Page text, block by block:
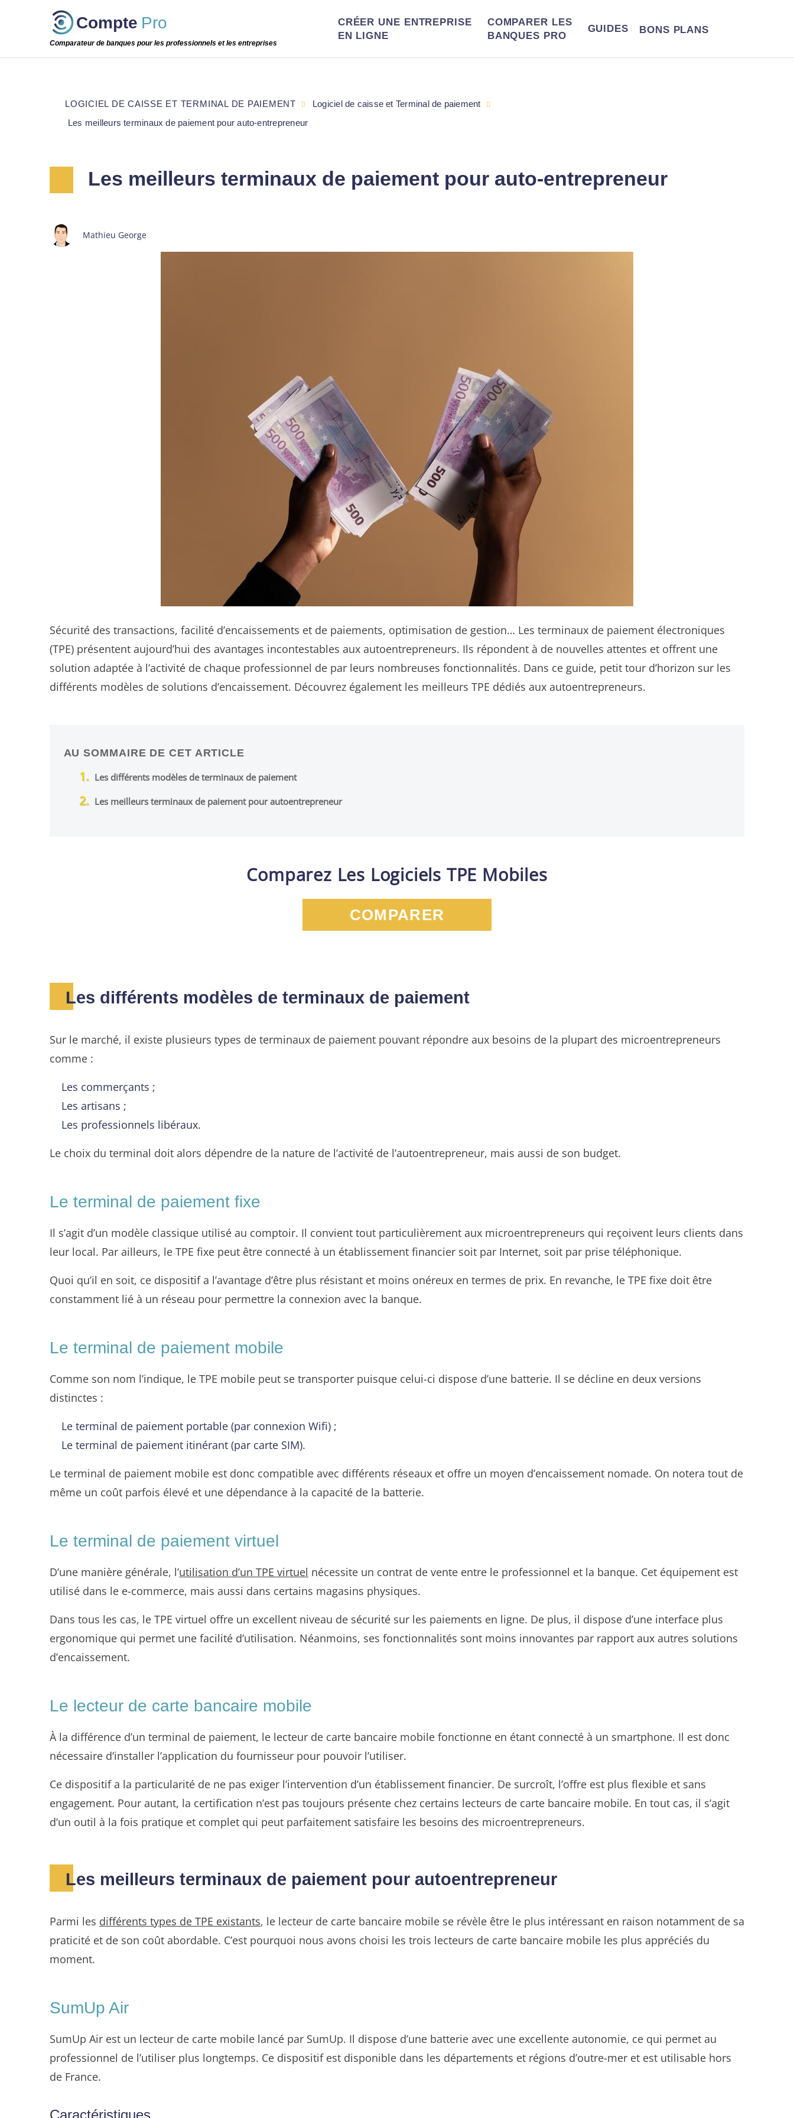
Compte Pro
Comparateur de banques pour les professionnels et les entreprises
CRÉER UNE ENTREPRISE
EN LIGNE
COMPARER LES
BANQUES PRO
GUIDES BONS PLANS
Les meilleurs terminaux de paiement pour auto-entrepreneur
Mathieu George
Sécurité des transactions, facilité d’encaissements et de paiements, optimisation de gestion… Les terminaux de paiement électroniques
(TPE) présentent aujourd’hui des avantages incontestables aux autoentrepreneurs. Ils répondent à de nouvelles attentes et offrent une
solution adaptée à l’activité de chaque professionnel de par leurs nombreuses fonctionnalités. Dans ce guide, petit tour d’horizon sur les
différents modèles de solutions d’encaissement. Découvrez également les meilleurs TPE dédiés aux autoentrepreneurs.
AU SOMMAIRE DE CET ARTICLE
Les différents modèles de terminaux de paiement
Les meilleurs terminaux de paiement pour autoentrepreneur
Comparez Les Logiciels TPE Mobiles
COMPARER
Les différents modèles de terminaux de paiement
Sur le marché, il existe plusieurs types de terminaux de paiement pouvant répondre aux besoins de la plupart des microentrepreneurs
comme :
Les commerçants ;
Les artisans ;
Les professionnels libéraux.
Le choix du terminal doit alors dépendre de la nature de l’activité de l’autoentrepreneur, mais aussi de son budget.
Le terminal de paiement fixe
Il s’agit d’un modèle classique utilisé au comptoir. Il convient tout particulièrement aux microentrepreneurs qui reçoivent leurs clients dans
leur local. Par ailleurs, le TPE fixe peut être connecté à un établissement financier soit par Internet, soit par prise téléphonique.
Quoi qu’il en soit, ce dispositif a l’avantage d’être plus résistant et moins onéreux en termes de prix. En revanche, le TPE fixe doit être
constamment lié à un réseau pour permettre la connexion avec la banque.
Le terminal de paiement mobile
Comme son nom l’indique, le TPE mobile peut se transporter puisque celui-ci dispose d’une batterie. Il se décline en deux versions
distinctes :
Le terminal de paiement portable (par connexion Wifi) ;
Le terminal de paiement itinérant (par carte SIM).
Le terminal de paiement mobile est donc compatible avec différents réseaux et offre un moyen d’encaissement nomade. On notera tout de
même un coût parfois élevé et une dépendance à la capacité de la batterie.
Le terminal de paiement virtuel
D’une manière générale, l’utilisation d’un TPE virtuel nécessite un contrat de vente entre le professionnel et la banque. Cet équipement est
utilisé dans le e-commerce, mais aussi dans certains magasins physiques.
Dans tous les cas, le TPE virtuel offre un excellent niveau de sécurité sur les paiements en ligne. De plus, il dispose d’une interface plus
ergonomique qui permet une facilité d’utilisation. Néanmoins, ses fonctionnalités sont moins innovantes par rapport aux autres solutions
d’encaissement.
Le lecteur de carte bancaire mobile
À la différence d’un terminal de paiement, le lecteur de carte bancaire mobile fonctionne en étant connecté à un smartphone. Il est donc
nécessaire d’installer l’application du fournisseur pour pouvoir l’utiliser.
Ce dispositif a la particularité de ne pas exiger l’intervention d’un établissement financier. De surcroît, l’offre est plus flexible et sans
engagement. Pour autant, la certification n’est pas toujours présente chez certains lecteurs de carte bancaire mobile. En tout cas, il s’agit
d’un outil à la fois pratique et complet qui peut parfaitement satisfaire les besoins des microentrepreneurs.
Les meilleurs terminaux de paiement pour autoentrepreneur
Parmi les différents types de TPE existants, le lecteur de carte bancaire mobile se révèle être le plus intéressant en raison notamment de sa
praticité et de son coût abordable. C’est pourquoi nous avons choisi les trois lecteurs de carte bancaire mobile les plus appréciés du
moment.
SumUp Air
SumUp Air est un lecteur de carte mobile lancé par SumUp. Il dispose d’une batterie avec une excellente autonomie, ce qui permet au
professionnel de l’utiliser plus longtemps. Ce dispositif est disponible dans les départements et régions d’outre-mer et est utilisable hors
de France.
LOGICIEL DE CAISSE ET TERMINAL DE PAIEMENT
Logiciel de caisse et Terminal de paiement
Les meilleurs terminaux de paiement pour auto-entrepreneur